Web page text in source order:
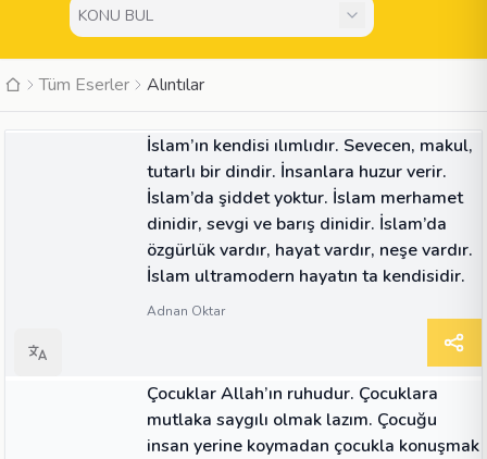
Tüm Eserler Alıntılar
İslam’ın kendisi ılımlıdır. Sevecen, makul,
tutarlı bir dindir. İnsanlara huzur verir.
İslam’da şiddet yoktur. İslam merhamet
dinidir, sevgi ve barış dinidir. İslam’da
özgürlük vardır, hayat vardır, neşe vardır.
İslam ultramodern hayatın ta kendisidir.
Adnan Oktar
Çocuklar Allah’ın ruhudur. Çocuklara
mutlaka saygılı olmak lazım. Çocuğu
insan yerine koymadan çocukla konuşmak